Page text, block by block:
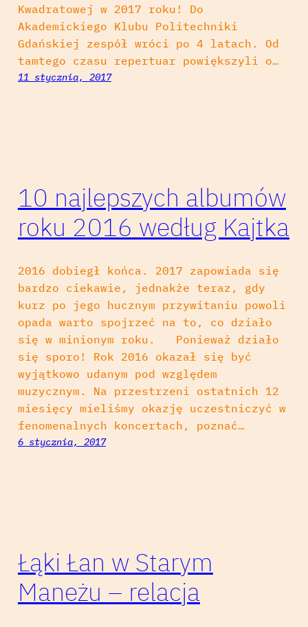
Kwadratowej w 2017 roku! Do
Akademickiego Klubu Politechniki
Gdańskiej zespół wróci po 4 latach. Od
tamtego czasu repertuar powiększyli o…
11 stycznia, 2017
10 najlepszych albumów
roku 2016 według Kajtka
2016 dobiegł końca. 2017 zapowiada się
bardzo ciekawie, jednakże teraz, gdy
kurz po jego hucznym przywitaniu powoli
opada warto spojrzeć na to, co działo
się w minionym roku. Ponieważ działo
się sporo! Rok 2016 okazał się być
wyjątkowo udanym pod względem
muzycznym. Na przestrzeni ostatnich 12
miesięcy mieliśmy okazję uczestniczyć w
fenomenalnych koncertach, poznać…
6 stycznia, 2017
Łąki Łan w Starym
Maneżu – relacja